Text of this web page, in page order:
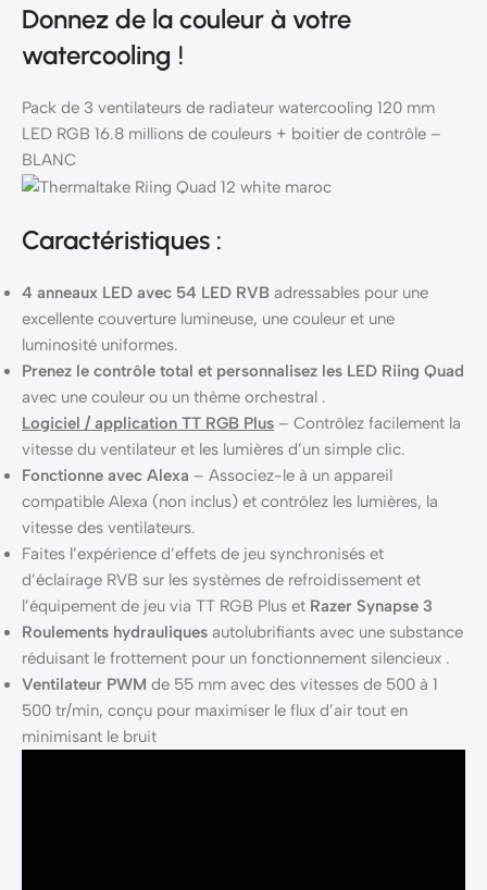
Donnez de la couleur à votre
watercooling !
Pack de 3 ventilateurs de radiateur watercooling 120 mm
LED RGB 16.8 millions de couleurs + boitier de contrôle –
BLANC
Caractéristiques :
4 anneaux LED avec 54 LED RVB adressables pour une
excellente couverture lumineuse, une couleur et une
luminosité uniformes.
Prenez le contrôle total et personnalisez les LED Riing Quad
avec une couleur ou un thème orchestral .
Logiciel / application TT RGB Plus – Contrôlez facilement la
vitesse du ventilateur et les lumières d’un simple clic.
Fonctionne avec Alexa – Associez-le à un appareil
compatible Alexa (non inclus) et contrôlez les lumières, la
vitesse des ventilateurs.
Faites l’expérience d’effets de jeu synchronisés et
d’éclairage RVB sur les systèmes de refroidissement et
l’équipement de jeu via TT RGB Plus et Razer Synapse 3
Roulements hydrauliques autolubrifiants avec une substance
réduisant le frottement pour un fonctionnement silencieux .
Ventilateur PWM de 55 mm avec des vitesses de 500 à 1
500 tr/min, conçu pour maximiser le flux d’air tout en
minimisant le bruit